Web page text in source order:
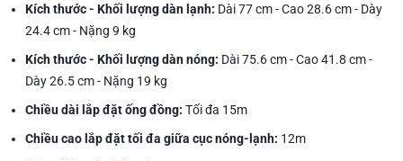
Kích thước - Khối lượng dàn lạnh: Dài 77 cm - Cao 28.6 cm - Dày
24.4 cm - Nặng 9 kg
Kích thước - Khối lượng dàn nóng: Dài 75.6 cm - Cao 41.8 cm -
Dày 26.5 cm - Nặng 19 kg
Chiều dài lắp đặt ống đồng: Tối đa 15m
Chiều cao lắp đặt tối đa giữa cục nóng-lạnh: 12m